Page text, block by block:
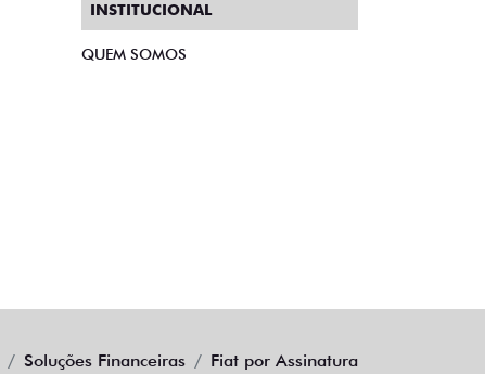
INSTITUCIONAL
QUEM SOMOS
Soluções Financeiras Fiat por Assinatura